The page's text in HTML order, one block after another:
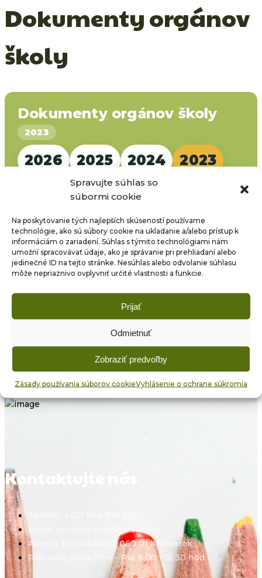
Spravujte súhlas so
súbormi cookie
Na poskytovanie tých najlepších skúseností používame
technológie, ako sú súbory cookie na ukladanie a/alebo prístup k
informáciám o zariadení. Súhlas s týmito technológiami nám
umožní spracovávať údaje, ako je správanie pri prehliadaní alebo
jedinečné ID na tejto stránke. Nesúhlas alebo odvolanie súhlasu
môže nepriaznivo ovplyvniť určité vlastnosti a funkcie.
Prijať
Odmietnuť
Zobraziť predvoľby
Zásady používania súborov cookieVyhlásenie o ochrane súkromia
Dokumenty orgánov
školy
Dokumenty orgánov školy
2023
2026 2025 2024 2023
Zoznam dokumentov
Názov dokumentu PDF
Zriaďovacia listina SZUŠ PDF
Kontaktujte nás
Email: rosnicka.zus@gmail.com
Adresa: Michalská 12, 060 01 Kežmarok
Pracovná doba: Pon - Pia: 8:00 - 15:30 hod.